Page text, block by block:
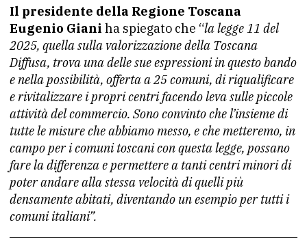
Il presidente della Regione Toscana
Eugenio Giani ha spiegato che “la legge 11 del
2025, quella sulla valorizzazione della Toscana
Diffusa, trova una delle sue espressioni in questo bando
e nella possibilità, offerta a 25 comuni, di riqualificare
e rivitalizzare i propri centri facendo leva sulle piccole
attività del commercio. Sono convinto che l’insieme di
tutte le misure che abbiamo messo, e che metteremo, in
campo per i comuni toscani con questa legge, possano
fare la differenza e permettere a tanti centri minori di
poter andare alla stessa velocità di quelli più
densamente abitati, diventando un esempio per tutti i
comuni italiani”.